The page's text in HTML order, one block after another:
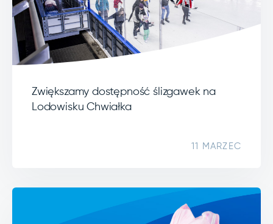
Zwiększamy dostępność ślizgawek na
Lodowisku Chwiałka
11 MARZEC